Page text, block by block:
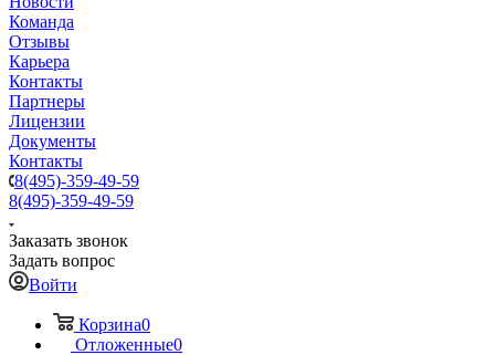
Команда
Отзывы
Карьера
Контакты
Партнеры
Лицензии
Документы
Контакты
8(495)-359-49-59
8(495)-359-49-59
Заказать звонок
Задать вопрос
Войти
Корзина0
Отложенные0